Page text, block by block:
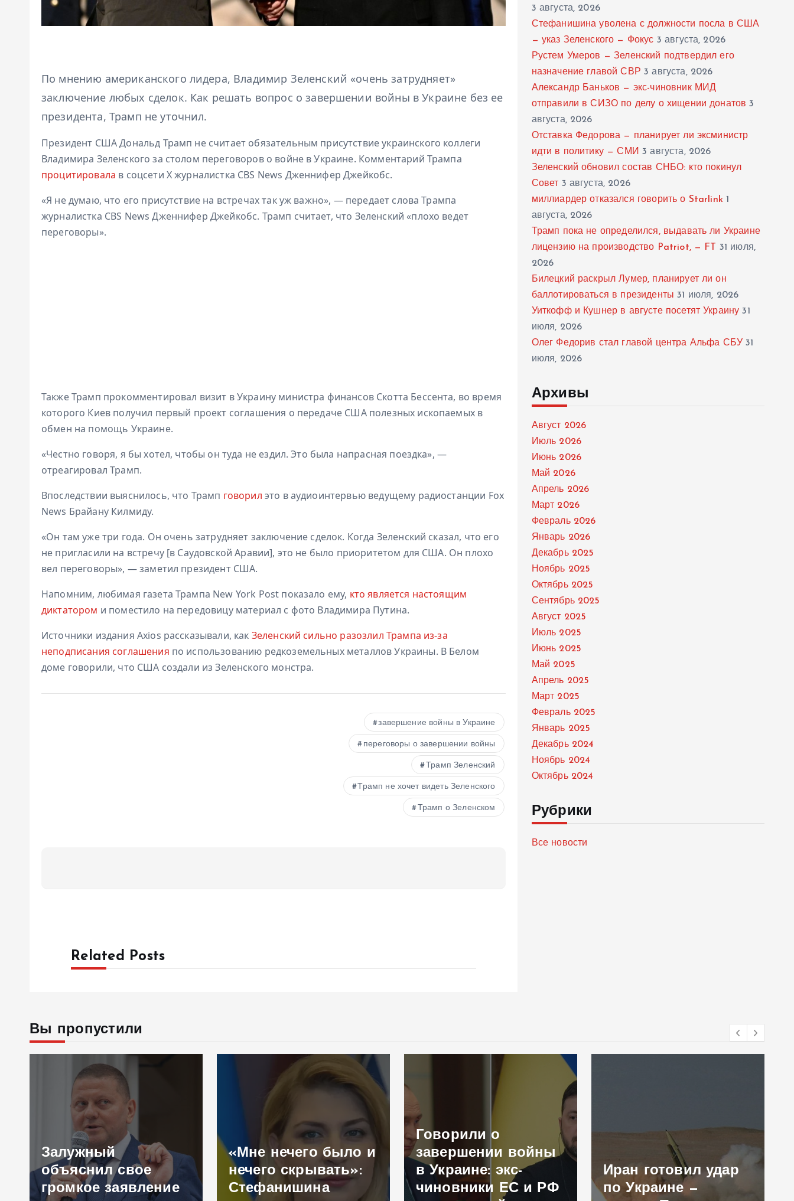
По мнению американского лидера, Владимир Зеленский «очень затрудняет»
заключение любых сделок. Как решать вопрос о завершении войны в Украине без ее
президента, Трамп не уточнил.
Президент США Дональд Трамп не считает обязательным присутствие украинского коллеги
Владимира Зеленского за столом переговоров о войне в Украине. Комментарий Трампа
процитировала в соцсети Х журналистка CBS News Дженнифер Джейкобс.
«Я не думаю, что его присутствие на встречах так уж важно», — передает слова Трампа
журналистка CBS News Дженнифер Джейкобс. Трамп считает, что Зеленский «плохо ведет
переговоры».
Также Трамп прокомментировал визит в Украину министра финансов Скотта Бессента, во время
которого Киев получил первый проект соглашения о передаче США полезных ископаемых в
обмен на помощь Украине.
«Честно говоря, я бы хотел, чтобы он туда не ездил. Это была напрасная поездка», —
отреагировал Трамп.
Впоследствии выяснилось, что Трамп говорил это в аудиоинтервью ведущему радиостанции Fox
News Брайану Килмиду.
«Он там уже три года. Он очень затрудняет заключение сделок. Когда Зеленский сказал, что его
не пригласили на встречу [в Саудовской Аравии], это не было приоритетом для США. Он плохо
вел переговоры», — заметил президент США.
Напомним, любимая газета Трампа New York Post показало ему, кто является настоящим
диктатором и поместило на передовицу материал с фото Владимира Путина.
Источники издания Axios рассказывали, как Зеленский сильно разозлил Трампа из-за
неподписания соглашения по использованию редкоземельных металлов Украины. В Белом
доме говорили, что США создали из Зеленского монстра.
завершение войны в Украине
переговоры о завершении войны
Трамп Зеленский
Трамп не хочет видеть Зеленского
Трамп о Зеленском
Related Posts
3 августа, 2026
Стефанишина уволена с должности посла в США
— указ Зеленского — Фокус 3 августа, 2026
Рустем Умеров — Зеленский подтвердил его
назначение главой СВР 3 августа, 2026
Александр Баньков — экс-чиновник МИД
отправили в СИЗО по делу о хищении донатов 3
августа, 2026
Отставка Федорова — планирует ли эксминистр
идти в политику — СМИ 3 августа, 2026
Зеленский обновил состав СНБО: кто покинул
Совет 3 августа, 2026
миллиардер отказался говорить о Starlink 1
августа, 2026
Трамп пока не определился, выдавать ли Украине
лицензию на производство Patriot, — FT
31 июля,
2026
Билецкий раскрыл Лумер, планирует ли он
баллотироваться в президенты 31 июля, 2026
Уиткофф и Кушнер в августе посетят Украину 31
июля, 2026
Олег Федорив стал главой центра Альфа СБУ 31
июля, 2026
Архивы
Август 2026
Июль 2026
Июнь 2026
Май 2026
Апрель 2026
Март 2026
Февраль 2026
Январь 2026
Декабрь 2025
Ноябрь 2025
Октябрь 2025
Сентябрь 2025
Август 2025
Июль 2025
Июнь 2025
Май 2025
Апрель 2025
Март 2025
Февраль 2025
Январь 2025
Декабрь 2024
Ноябрь 2024
Октябрь 2024
Рубрики
Все новости
Вы пропустили
Залужный
объяснил свое
громкое заявление
«Мне нечего было и
нечего скрывать»:
Стефанишина
Говорили о
завершении войны
в Украине: экс-
чиновники ЕС и РФ
Иран готовил удар
по Украине —